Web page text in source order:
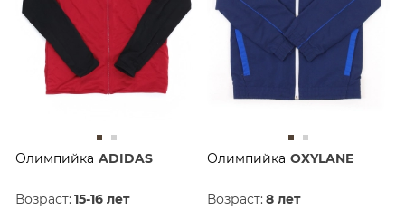
Олимпийка ADIDAS
Возраст: 15-16 лет
Олимпийка OXYLANE
Возраст: 8 лет